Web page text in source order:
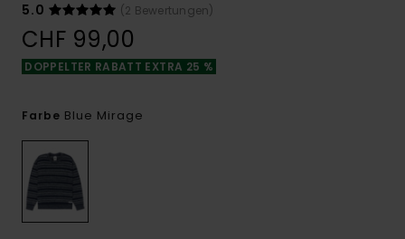
5.0
(2 Bewertungen)
CHF 99,00
DOPPELTER RABATT EXTRA 25 %
Farbe Blue Mirage